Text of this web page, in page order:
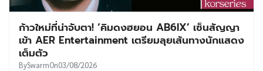
ก้าวใหม่ที่น่าจับตา! ‘คิมดงฮยอน AB6IX’ เซ็นสัญญา
เข้า AER Entertainment เตรียมลุยเส้นทางนักแสดง
เต็มตัว
BySwarmOn03/08/2026